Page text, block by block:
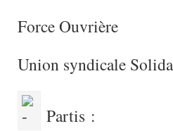
Force Ouvrière
Union syndicale
Partis :